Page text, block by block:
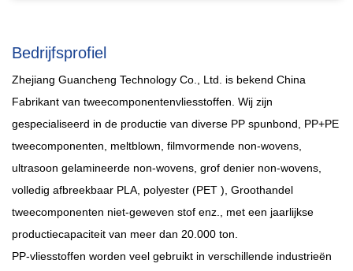
Bedrijfsprofiel
Zhejiang Guancheng Technology Co., Ltd. is bekend China
Fabrikant van tweecomponentenvliesstoffen. Wij zijn
gespecialiseerd in de productie van diverse PP spunbond, PP+PE
tweecomponenten, meltblown, filmvormende non-wovens,
ultrasoon gelamineerde non-wovens, grof denier non-wovens,
volledig afbreekbaar PLA, polyester (PET ), Groothandel
tweecomponenten niet-geweven stof enz., met een jaarlijkse
productiecapaciteit van meer dan 20.000 ton.
PP-vliesstoffen worden veel gebruikt in verschillende industrieën